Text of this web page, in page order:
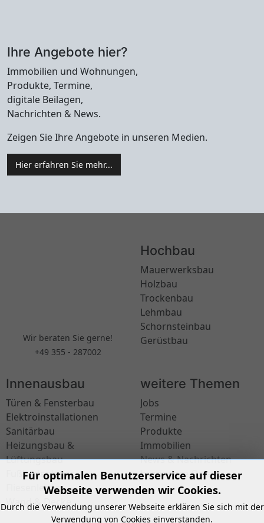
Ihre Angebote hier?
Immobilien und Wohnungen,
Produkte, Termine,
digitale Beilagen,
Nachrichten & News.
Zeigen Sie Ihre Angebote in unseren Medien.
Hier erfahren Sie mehr...
Wir beraten Sie gerne!
+49 355 - 287002
Hochbau
Mauerwerksbau
Holzbau
Trockenbau
Lehmbau
Schornsteinbau
Gerüstbau
Innenausbau
Türen & Fensterbau
Elektroinstallationen
Sanitärbau
Heizungsbau &
Lüftungsbau
Fußbodenleger
Fliesenleger
Wand & Decke
weitere Themen
Jobs
Termine
Produkte
Immobilien
News & Nachrichten
besondere Orte
Für optimalen Benutzerservice auf dieser
Webseite verwenden wir Cookies.
Durch die Verwendung unserer Webseite erklären Sie sich mit der
Verwendung von Cookies einverstanden.